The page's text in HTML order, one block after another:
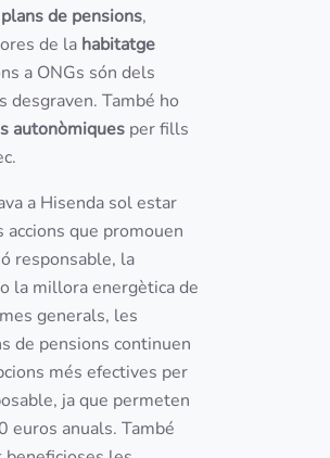
plans de pensions,
de la habitatge
a ONGs són dels
desgraven. També ho
autonòmiques per fills
a Hisenda sol estar
accions que promouen
responsable, la
la millora energètica de
generals, les
de pensions continuen
més efectives per
ja que permeten
euros anuals. També